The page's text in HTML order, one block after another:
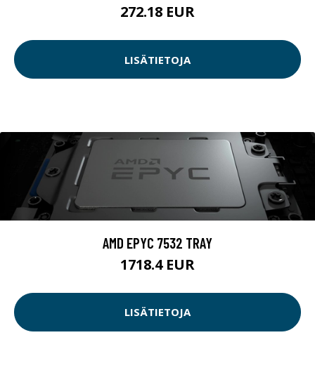
272.18 EUR
LISÄTIETOJA
AMD EPYC 7532 TRAY
1718.4 EUR
LISÄTIETOJA